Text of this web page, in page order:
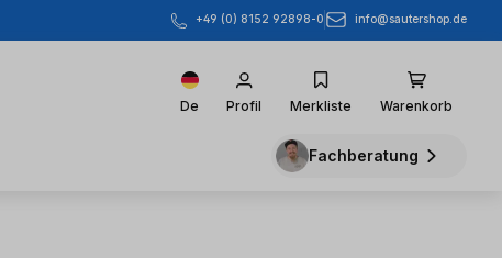
+49 (0) 8152 92898-0 info@sautershop.de
De Profil Merkliste Warenkorb
Fachberatung